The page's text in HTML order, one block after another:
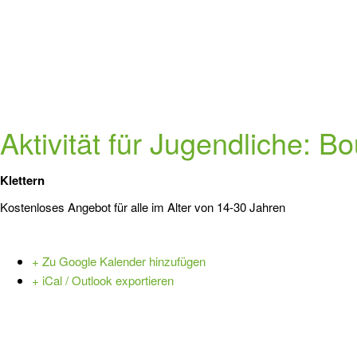
Aktivität für Jugendliche:
Klettern
Kostenloses Angebot für alle im Alter von 14-30 Jahren
+ Zu Google Kalender hinzufügen
+ iCal / Outlook exportieren